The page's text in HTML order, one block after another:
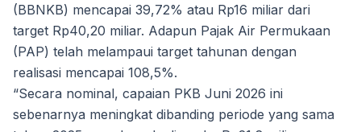
(BBNKB) mencapai 39,72% atau Rp16 miliar dari
target Rp40,20 miliar. Adapun Pajak Air Permukaan
(PAP) telah melampaui target tahunan dengan
realisasi mencapai 108,5%.
“Secara nominal, capaian PKB Juni 2026 ini
sebenarnya meningkat dibanding periode yang sama